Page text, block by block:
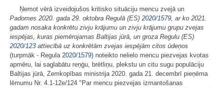
Ņemot vērā izveidojušos kritisko situāciju mencu zvejā un
Padomes 2020. gada 29. oktobra Regulā (ES) 2020/1579, ar ko 2021.
gadam nosaka konkrētu zivju krājumu un zivju krājumu grupu zvejas
iespējas, kuras piemērojamas Baltijas jūrā, un groza Regulu (ES)
2020/123 attiecībā uz konkrētām zvejas iespējām citos ūdeņos
(turpmāk - Regula 2020/1579) noteikto nelielo mencu piezvejas kvotas
apmēru, lai saglabātu reņģu, brētliņu, plekstu un citu sugu populāciju
Baltijas jūrā, Zemkopības ministrija 2020. gada 21. decembrī pieņēma
lēmumu Nr. 4.1-12e/124 "Par mencu piezvejas izmantošanas